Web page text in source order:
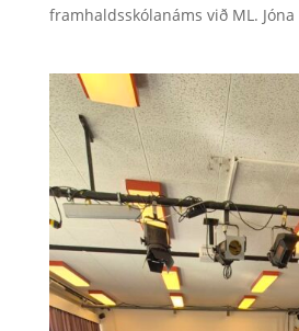
framhaldsskólanáms við ML.